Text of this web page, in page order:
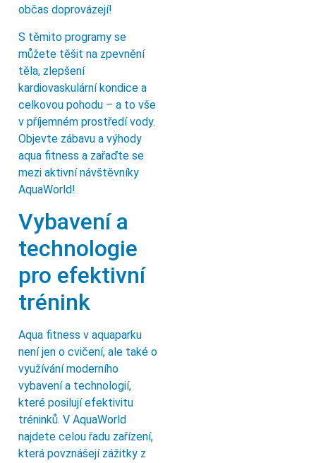
občas doprovázejí!
S těmito programy se
můžete těšit na zpevnění
těla, zlepšení
kardiovaskulární kondice a
celkovou pohodu – a to vše
v příjemném prostředí vody.
Objevte zábavu a výhody
aqua fitness a zařaďte se
mezi aktivní návštěvníky
AquaWorld!
Vybavení a
technologie
pro efektivní
trénink
Aqua fitness v aquaparku
není jen o cvičení, ale také o
využívání moderního
vybavení a technologií,
které posilují efektivitu
tréninků. V AquaWorld
najdete celou řadu zařízení,
která povznášejí zážitky z